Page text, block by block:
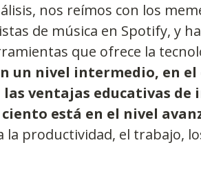
nos reímos con los
de música en Spotify, y
que ofrece la
un nivel intermedio, en el
ventajas educativas de
está en el nivel
la productividad, el trabajo,